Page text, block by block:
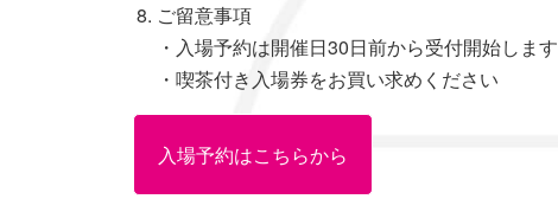
ご留意事項
・入場予約は開催日30日前から受付開始します
・喫茶付き入場券をお買い求めください
入場予約はこちらから